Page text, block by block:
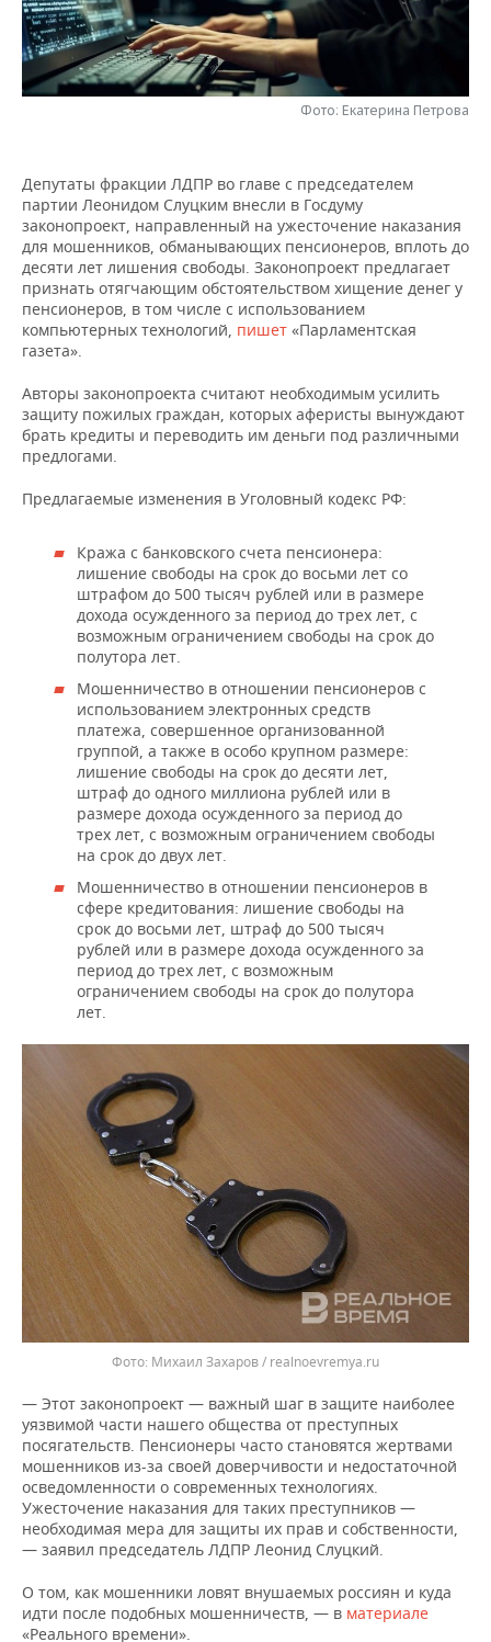
НЕФТЕХИМИЯ
НЕФТЬ
РОЗНИЧНАЯ ТОРГОВЛЯ
ТРАНСПОРТ
НОВОСТИ ТЕХНОЛОГИЙ
IT
ТЕЛЕКОММУНИКАЦИИ
МЕРОПРИЯТИЯ
НОВОСТИ МЕРОПРИЯТИЙ
БИЗНЕС-БРАНЧИ
ONLINE-КОНФЕРЕНЦИИ
ОТКРЫТАЯ ЛЕКЦИЯ
СПОРТ
ФУТБОЛ
ХОККЕЙ
БАСКЕТБОЛ
ВОЛЕЙБОЛ
КИБЕРСПОРТ
ФИГУРНОЕ КАТАНИЕ
ВОДНЫЕ ВИДЫ СПОРТА
ХОККЕЙ С МЯЧОМ
НОВОСТИ ОБЩЕСТВА
ВЛАСТЬ
ИНФРАСТРУКТУРА
ИСТОРИЯ
КУЛЬТУРА
МЕДИЦИНА
ОБРАЗОВАНИЕ
ПРОИСШЕСТВИЯ
ФОТОГАЛЕРЕЯ
СЮЖЕТЫ
СПРАВОЧНИК
СПИСОК ПЕРСОН
СПИСОК КОМПАНИЙ
ПОЛНАЯ ВЕРСИЯ
Фото: Екатерина Петрова
Депутаты фракции ЛДПР во главе с председателем
партии Леонидом Слуцким внесли в Госдуму
законопроект, направленный на ужесточение наказания
для мошенников, обманывающих пенсионеров, вплоть до
десяти лет лишения свободы. Законопроект предлагает
признать отягчающим обстоятельством хищение денег у
пенсионеров, в том числе с использованием
компьютерных технологий, пишет «Парламентская
газета».
Авторы законопроекта считают необходимым усилить
защиту пожилых граждан, которых аферисты вынуждают
брать кредиты и переводить им деньги под различными
предлогами.
Предлагаемые изменения в Уголовный кодекс РФ:
Кража с банковского счета пенсионера:
лишение свободы на срок до восьми лет со
штрафом до 500 тысяч рублей или в размере
дохода осужденного за период до трех лет, с
возможным ограничением свободы на срок до
полутора лет.
Мошенничество в отношении пенсионеров с
использованием электронных средств
платежа, совершенное организованной
группой, а также в особо крупном размере:
лишение свободы на срок до десяти лет,
штраф до одного миллиона рублей или в
размере дохода осужденного за период до
трех лет, с возможным ограничением свободы
на срок до двух лет.
Мошенничество в отношении пенсионеров в
сфере кредитования: лишение свободы на
срок до восьми лет, штраф до 500 тысяч
рублей или в размере дохода осужденного за
период до трех лет, с возможным
ограничением свободы на срок до полутора
лет.
Михаил Захаров / realnoevremya.ru
— Этот законопроект — важный шаг в защите наиболее
уязвимой части нашего общества от преступных
посягательств. Пенсионеры часто становятся жертвами
мошенников из-за своей доверчивости и недостаточной
осведомленности о современных технологиях.
Ужесточение наказания для таких преступников —
необходимая мера для защиты их прав и собственности,
— заявил председатель ЛДПР Леонид Слуцкий.
О том, как мошенники ловят внушаемых россиян и куда
идти после подобных мошенничеств, — в материале
«Реального времени».